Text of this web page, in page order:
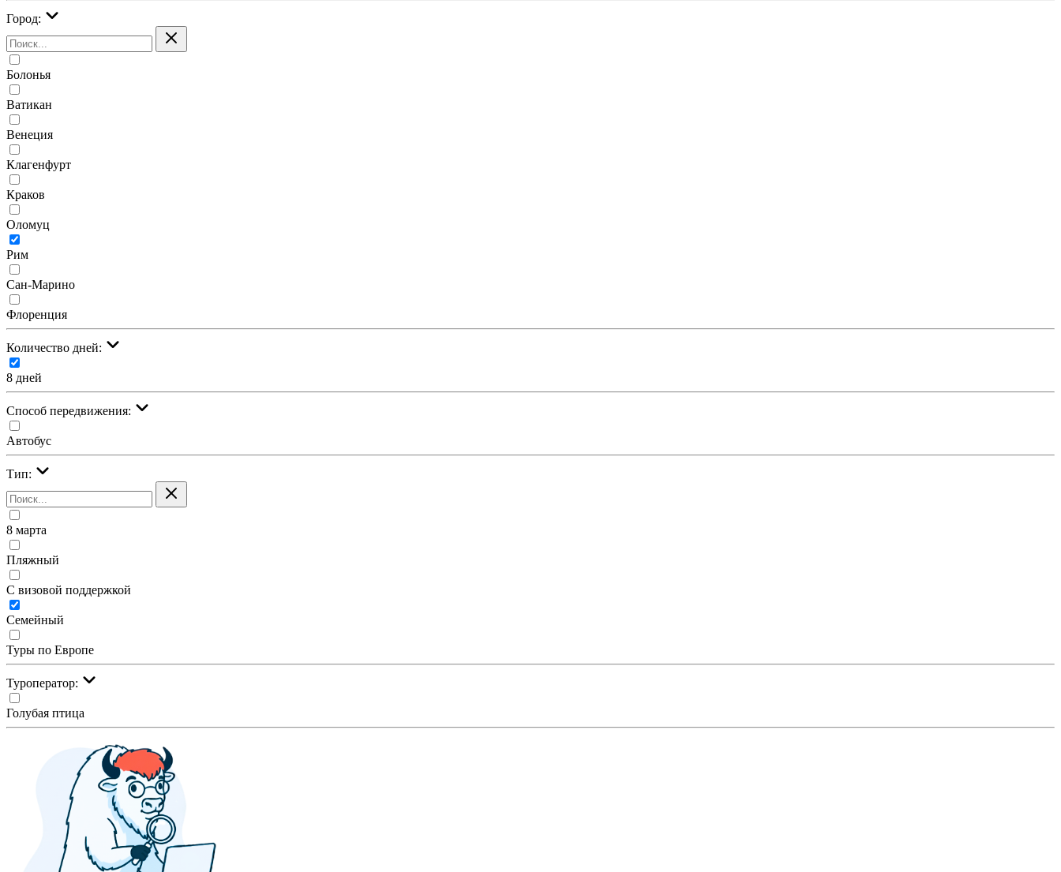
Город:
Болонья
Ватикан
Венеция
Клагенфурт
Краков
Оломуц
Рим
Сан-Марино
Флоренция
Количество дней:
8 дней
Cпособ передвижения:
Автобус
Тип:
8 марта
Пляжный
С визовой поддержкой
Семейный
Туры по Европе
Туроператор:
Голубая птица